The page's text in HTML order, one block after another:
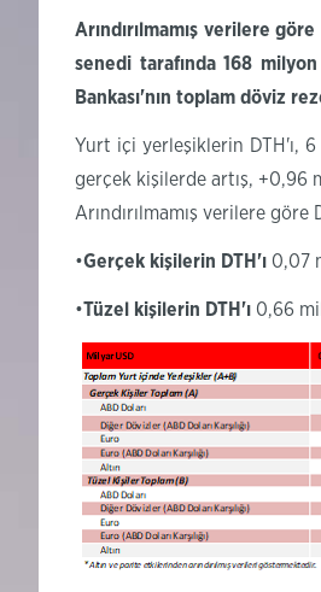
Arındırılmamış verilere
senedi tarafında 168
Bankası'nın toplam döviz
Yurt içi yerleşiklerin DTH'ı,
gerçek kişilerde artış, +0,96
Arındırılmamış verilere göre
•Gerçek kişilerin DTH'ı 0,07
•Tüzel kişilerin DTH'ı 0,66